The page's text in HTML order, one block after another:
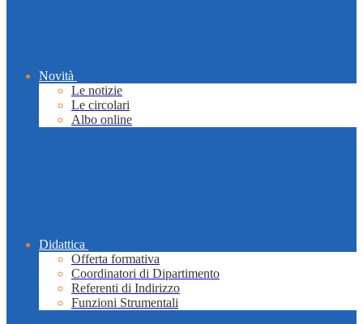
Novità
Le notizie
Le circolari
Albo online
Didattica
Offerta formativa
Coordinatori di Dipartimento
Referenti di Indirizzo
Funzioni Strumentali